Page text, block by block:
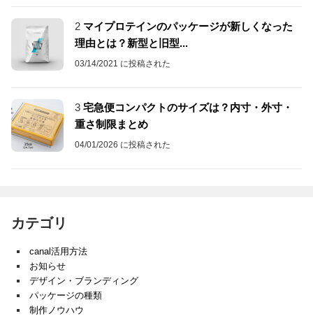
2 マイプロテインのパッケージが新しくなった
理由とは？新型と旧型...
03/14/2021 に投稿された
3 宅急便コンパクトのサイズは？内寸・外寸・
重さ制限まとめ
04/01/2026 に投稿された
カテゴリ
canal活用方法
お知らせ
デザイン・ブランディング
パッケージの種類
制作ノウハウ